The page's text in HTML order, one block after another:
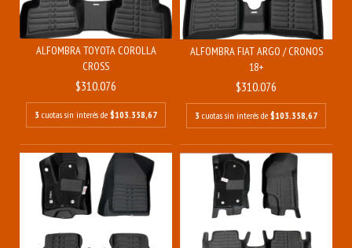
ALFOMBRA TOYOTA COROLLA
CROSS
$310.076
3 cuotas sin interés de $103.358,67
ALFOMBRA FIAT ARGO / CRONOS
18+
$310.076
3 cuotas sin interés de $103.358,67